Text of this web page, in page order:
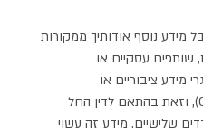
מידע נוסף אודותיך ממקורות
שותפים עסקיים או
מידע ציבוריים או
פלטפורמות חיפוש (כגון Google), וזאת בהתאם לדין החל
שלישיים. מידע זה עשוי